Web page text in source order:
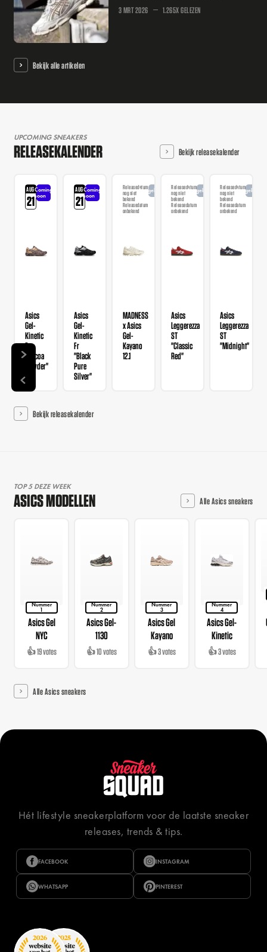
3 MRT 2026 1.265X GELEZEN
Bekijk alle artikelen
UPCOMING SNEAKERS
RELEASEKALENDER Bekijk releasekalender
AUG
21
Coming
soon
Asics
Gel-
Kinetic
Fr
"Cocoa
Powder"
AUG
21
Coming
soon
Asics
Gel-
Kinetic
Fr
"Black
Pure
Silver"
Releasedatum
nog niet
bekend
Releasedatum
onbekend
Aangekondigd
MADNESS
x Asics
Gel-
Kayano
12.1
Releasedatum
nog niet
bekend
Releasedatum
onbekend
Aangekondigd
Asics
Leggerezza
ST
"Classic
Red"
Releasedatum
nog niet
bekend
Releasedatum
onbekend
Asics
Leggerezza
ST
"Midnight"
Bekijk releasekalender
TOP 5 DEZE WEEK
ASICS MODELLEN Alle Asics sneakers
Nummer
1
Asics Gel
NYC
👍 19 votes
Nummer
2
Asics Gel-
1130
👍 10 votes
Nummer
3
Asics Gel
Kayano
👍 3 votes
Nummer
4
Asics Gel-
Kinetic
👍 3 votes
Alle Asics sneakers
Hét lifestyle sneakerplatform voor de laatste sneaker
releases, trends & tips.
FACEBOOK INSTAGRAM
WHATSAPP PINTEREST